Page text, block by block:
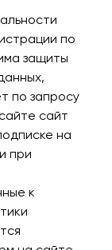
по
защиты
по запросу
сайт
на
при
к